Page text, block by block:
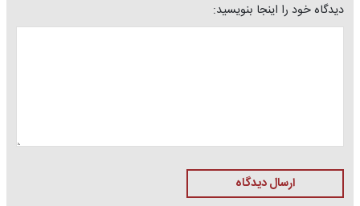
دیدگاه خود را اینجا بنویسید:
ارسال دیدگاه